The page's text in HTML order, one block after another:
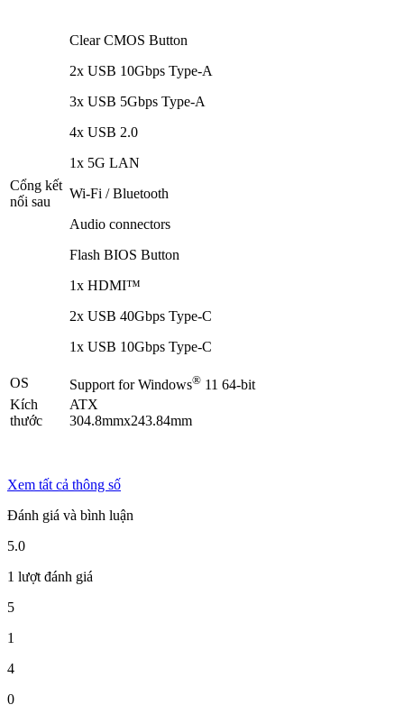
Cổng kết
nối sau
Clear CMOS Button
2x USB 10Gbps Type-A
3x USB 5Gbps Type-A
4x USB 2.0
1x 5G LAN
Wi-Fi / Bluetooth
Audio connectors
Flash BIOS Button
1x HDMI™
2x USB 40Gbps Type-C
1x USB 10Gbps Type-C
OS Support for Windows® 11 64-bit
Kích
thước
ATX
304.8mmx243.84mm
Xem tất cả thông số
Đánh giá và bình luận
5.0
1 lượt đánh giá
5
1
4
0